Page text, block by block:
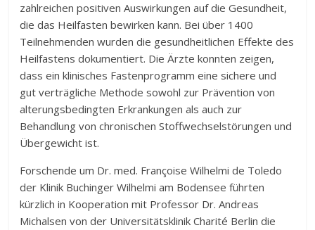
zahlreichen positiven Auswirkungen auf die Gesundheit,
die das Heilfasten bewirken kann. Bei über 1400
Teilnehmenden wurden die gesundheitlichen Effekte des
Heilfastens dokumentiert. Die Ärzte konnten zeigen,
dass ein klinisches Fastenprogramm eine sichere und
gut verträgliche Methode sowohl zur Prävention von
alterungsbedingten Erkrankungen als auch zur
Behandlung von chronischen Stoffwechselstörungen und
Übergewicht ist.
Forschende um Dr. med. Françoise Wilhelmi de Toledo
der Klinik Buchinger Wilhelmi am Bodensee führten
kürzlich in Kooperation mit Professor Dr. Andreas
Michalsen von der Universitätsklinik Charité Berlin die